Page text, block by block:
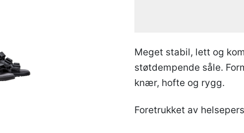
Meget stabil, lett og
støtdempende såle.
knær, hofte og rygg.
Foretrukket av